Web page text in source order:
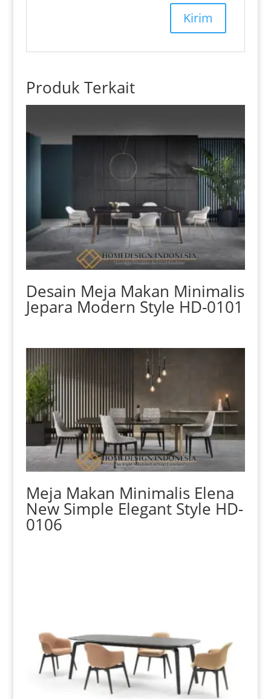
Produk Terkait
Desain Meja Makan Minimalis
Jepara Modern Style HD-0101
Meja Makan Minimalis Elena
New Simple Elegant Style HD-
0106